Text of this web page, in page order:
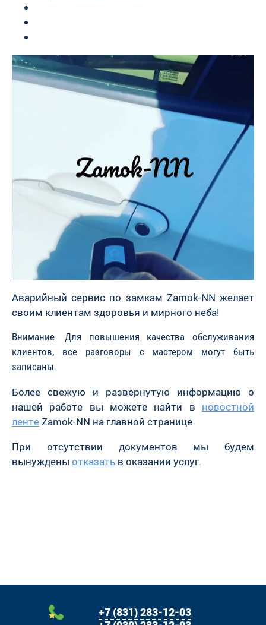
Аварийный сервис по замкам Zamok-NN желает
своим клиентам здоровья и мирного неба!
Внимание: Для повышения качества обслуживания
клиентов, все разговоры с мастером могут быть
записаны.
Более свежую и развернутую информацию о
нашей работе вы можете найти в новостной
лентеZamok-NN на главной странице.
При отсутствии документов мы будем
вынуждены отказать в оказании услуг.
+7 (831) 283-12-03